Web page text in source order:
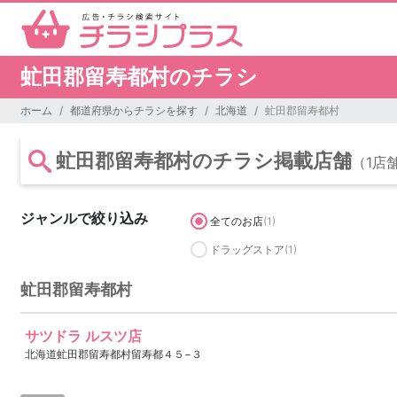
虻田郡留寿都村のチラシ
ホーム 都道府県からチラシを探す 北海道 虻田郡留寿都村
虻田郡留寿都村のチラシ掲載店舗 （1店
ジャンルで絞り込み 全てのお店(1)
ドラッグストア(1)
虻田郡留寿都村
サツドラ ルスツ店
北海道虻田郡留寿都村留寿都４５−３